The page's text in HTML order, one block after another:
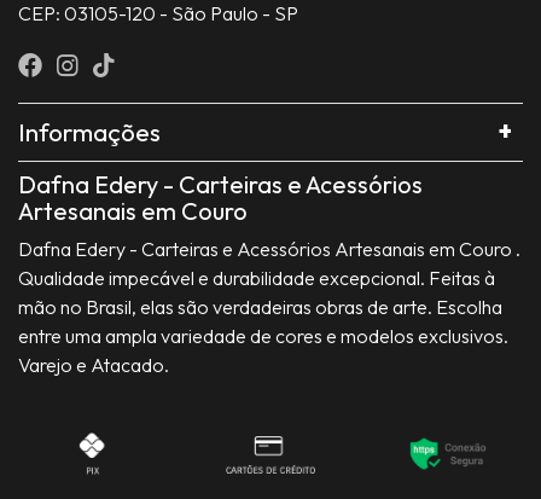
CEP: 03105-120 - São Paulo - SP
Informações
Dafna Edery - Carteiras e Acessórios
Artesanais em Couro
Dafna Edery - Carteiras e Acessórios Artesanais em Couro .
Qualidade impecável e durabilidade excepcional. Feitas à
mão no Brasil, elas são verdadeiras obras de arte. Escolha
entre uma ampla variedade de cores e modelos exclusivos.
Varejo e Atacado.